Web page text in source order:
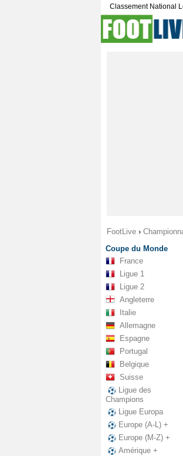
Classement National
FootLive ›
Coupe du Monde
France
Ligue 1
Ligue 2
Angleterre
Italie
Allemagne
Espagne
Portugal
Belgique
Suisse
Ligue des
Champions
Ligue Europa
Europe (A-L) +
Europe (M-Z) +
Amérique +